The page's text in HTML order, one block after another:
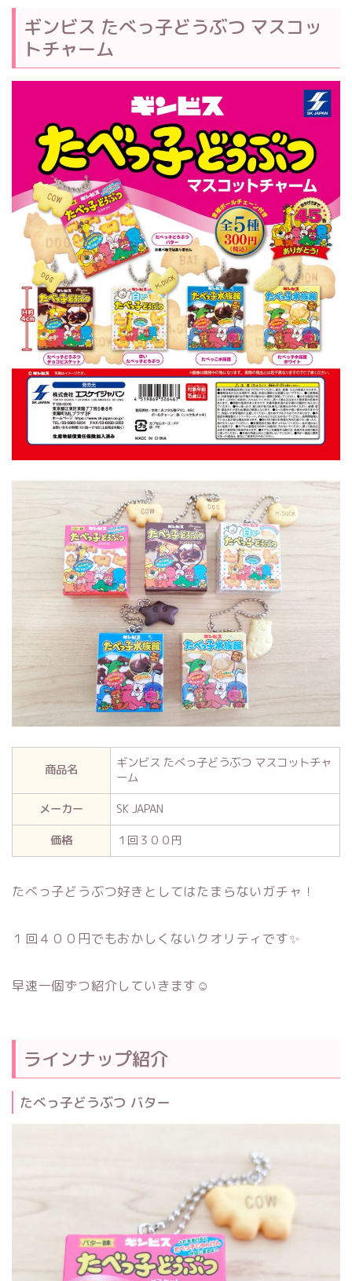
ギンビス たべっ子どうぶつ マスコッ
トチャーム
商品名
ギンビス たべっ子どうぶつ マスコットチャ
ーム
メーカー
SK JAPAN
価格
１回３００円
たべっ子どうぶつ好きとしてはたまらないガチャ！
１回４００円でもおかしくないクオリティです✨
早速一個ずつ紹介していきます☺
ラインナップ紹介
たべっ子どうぶつ バター